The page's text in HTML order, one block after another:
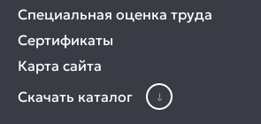
Специальная оценка труда
Сертификаты
Карта сайта
Скачать каталог